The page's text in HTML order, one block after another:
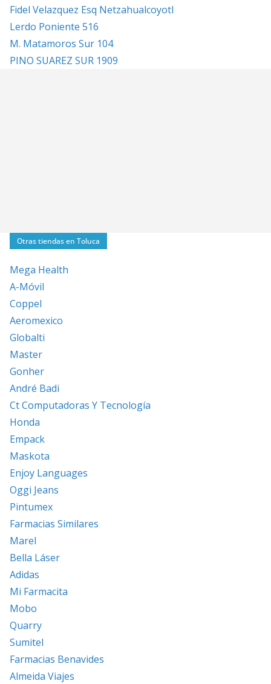
Fidel Velazquez Esq Netzahualcoyotl
Lerdo Poniente 516
M. Matamoros Sur 104
PINO SUAREZ SUR 1909
Otras tiendas en Toluca
Mega Health
A-Móvil
Coppel
Aeromexico
Globalti
Master
Gonher
André Badi
Ct Computadoras Y Tecnología
Honda
Empack
Maskota
Enjoy Languages
Oggi Jeans
Pintumex
Farmacias Similares
Marel
Bella Láser
Adidas
Mi Farmacita
Mobo
Quarry
Sumitel
Farmacias Benavides
Almeida Viajes